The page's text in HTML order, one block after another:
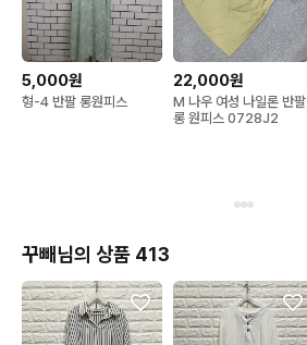
5,000원
형-4 반팔 롱원피스
22,000원
M 나우 여성 나일론 반팔
롱 원피스 0728J2
꾸빼님의 상품 413